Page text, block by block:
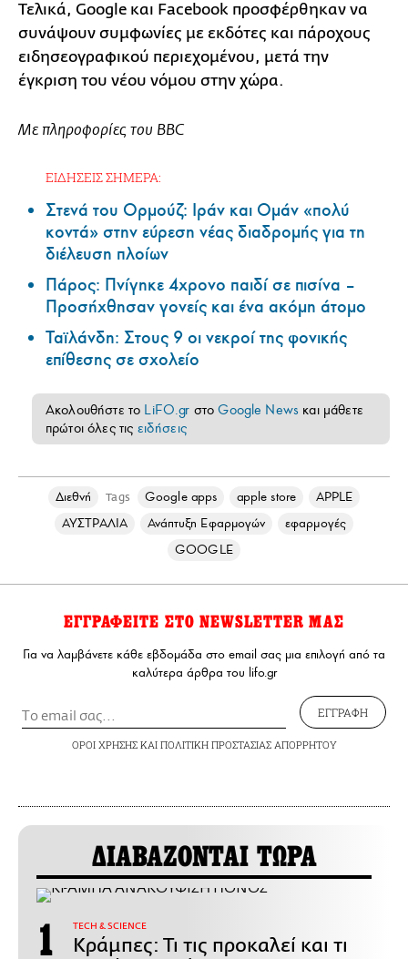
Τελικά, Google και Facebook προσφέρθηκαν να
συνάψουν συμφωνίες με εκδότες και πάροχους
ειδησεογραφικού περιεχομένου, μετά την
έγκριση του νέου νόμου στην χώρα.
Με πληροφορίες του BBC
ΕΙΔΗΣΕΙΣ ΣΗΜΕΡΑ:
Στενά του Ορμούζ: Ιράν και Ομάν «πολύ
κοντά» στην εύρεση νέας διαδρομής για τη
διέλευση πλοίων
Πάρος: Πνίγηκε 4χρονο παιδί σε πισίνα –
Προσήχθησαν γονείς και ένα ακόμη άτομο
Ταϊλάνδη: Στους 9 οι νεκροί της φονικής
επίθεσης σε σχολείο
Ακολουθήστε το LiFO.gr στοGoogle News και μάθετε
πρώτοι όλες τις ειδήσεις
Διεθνή Tags Google apps apple store
APPLE
ΑΥΣΤΡΑΛΙΑ
Ανάπτυξη Εφαρμογών
εφαρμογές
GOOGLE
ΕΓΓΡΑΦΕΙΤΕ ΣΤΟ NEWSLETTER ΜΑΣ
Για να λαμβάνετε κάθε εβδομάδα στο email σας μια επιλογή από τα
καλύτερα άρθρα του lifo.gr
ΕΓΓΡΑΦΗ
ΟΡΟΙ ΧΡΗΣΗΣΚΑΙ ΠΟΛΙΤΙΚΗ ΠΡΟΣΤΑΣΙΑΣ ΑΠΟΡΡΗΤΟΥ
ΔΙΑΒΑΖΟΝΤΑΙ ΤΩΡΑ
ΤECH & SCIENCE
Κράμπες: Τι τις προκαλεί και τι